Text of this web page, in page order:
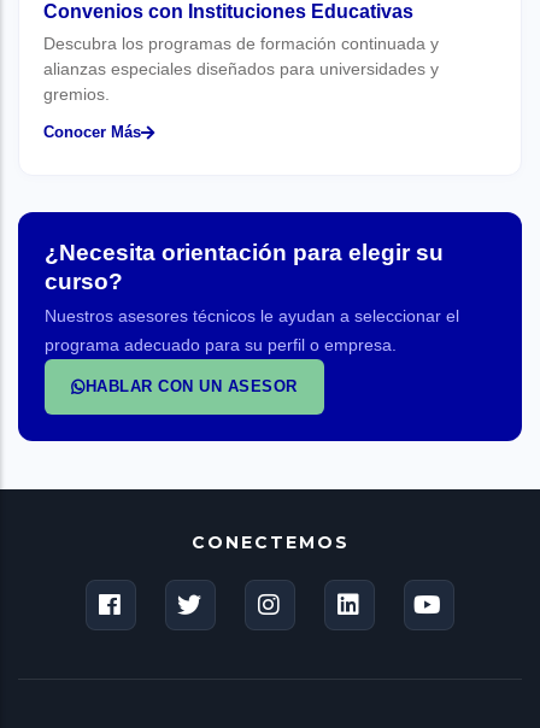
Convenios con Instituciones Educativas
Descubra los programas de formación continuada y
alianzas especiales diseñados para universidades y
gremios.
Conocer Más
¿Necesita orientación para elegir su
curso?
Nuestros asesores técnicos le ayudan a seleccionar el
programa adecuado para su perfil o empresa.
HABLAR CON UN ASESOR
CONECTEMOS